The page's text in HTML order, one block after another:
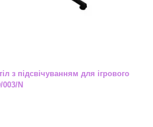
з підсвічуванням для ігрового
N